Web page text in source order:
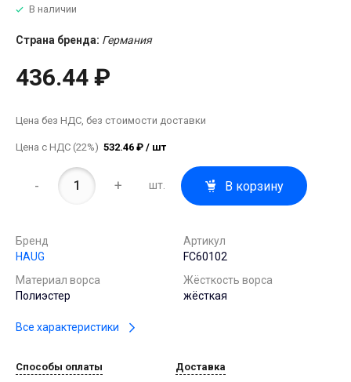
В наличии
Страна бренда: Германия
436.44 ₽
Цена без НДС, без стоимости доставки
Цена с НДС (22%) 532.46 ₽ / шт
- + шт. В корзину
Бренд
HAUG
Артикул
FC60102
Материал ворса
Полиэстер
Жёсткость ворса
жёсткая
Все характеристики
Способы оплаты Доставка